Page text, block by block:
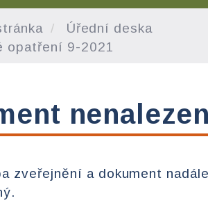
Úřední deska
opatření 9-2021
zveřejnění a dokument